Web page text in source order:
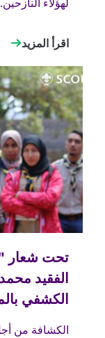
اقرأ المزيد
الكشافة من